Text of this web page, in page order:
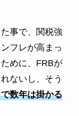
事で、関税強
フレが高まっ
めに、FRBが
ないし、そう
数年は掛かる